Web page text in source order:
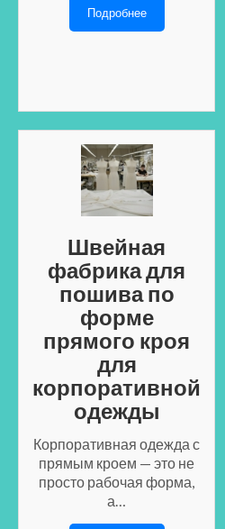
Подробнее
Швейная
фабрика для
пошива по
форме
прямого кроя
для
корпоративной
одежды
Корпоративная одежда с
прямым кроем — это не
просто рабочая форма,
а…